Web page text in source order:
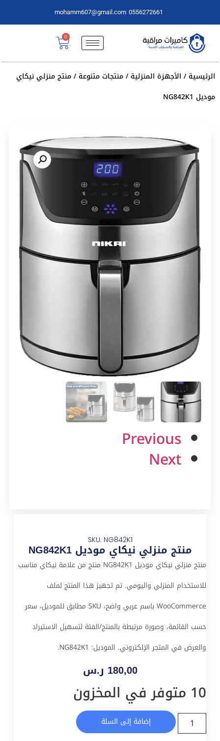
0556272661
mohamm607@gmail.com
0
الرئيسية/ الأجهزة المنزلية/منتجات متنوعة/ منتج منزلي نيكاي
موديل NG842K1
Previous
Next
SKU: NG842K1
منتج منزلي نيكاي موديل NG842K1
منتج منزلي نيكاي موديل NG842K1 منتج من علامة نيكاي مناسب
للاستخدام المنزلي واليومي. تم تجهيز هذا المنتج لملف
WooCommerce باسم عربي واضح، SKU مطابق للموديل، سعر
حسب القائمة، وصورة مرتبطة بالمنتج/الفئة لتسهيل الاستيراد
والعرض في المتجر الإلكتروني. الموديل: NG842K1.
180,00 ر.س
10 متوفر في المخزون
إضافة إلى السلة